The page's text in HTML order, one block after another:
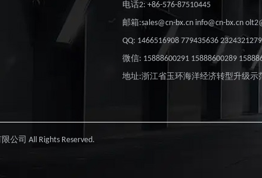
电话2: +86-576-87510445
邮箱:sales@cn-bx.cn info@cn-bx.cn
QQ: 1466516908 779435636
微信: 15888600291 15888600289
地址:浙江省玉环海洋经济转型升级示
公司 All Rights Reserved.